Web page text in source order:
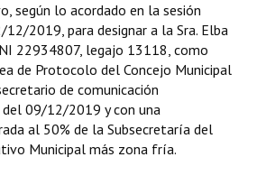
según lo acordado en la sesión
2019, para designar a la Sra. Elba
22934807, legajo 13118, como
de Protocolo del Concejo Municipal
de comunicación
09/12/2019 y con una
al 50% de la Subsecretaría del
Municipal más zona fría.